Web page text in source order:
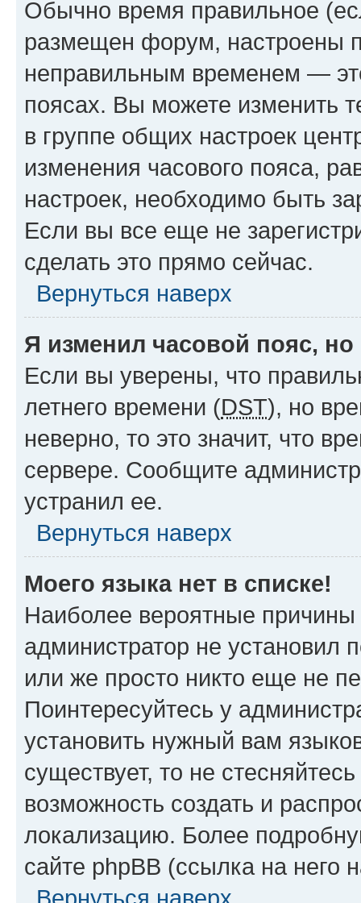
Обычно время правильное
размещен форум, настроены
неправильным временем —
поясах. Вы можете изменить
в группе общих настроек
изменения часового пояса,
настроек, необходимо быть
Если вы все еще не
сделать это прямо сейчас.
Вернуться наверх
Я изменил часовой пояс,
Если вы уверены, что
летнего времени (DST), но
неверно, то это значит, что
сервере. Сообщите
устранил ее.
Вернуться наверх
Моего языка нет в списке!
Наиболее вероятные причины
администратор не установил
или же просто никто еще не
Поинтересуйтесь у
установить нужный вам
существует, то не
возможность создать и
локализацию. Более
сайте phpBB (ссылка на него
Вернуться наверх